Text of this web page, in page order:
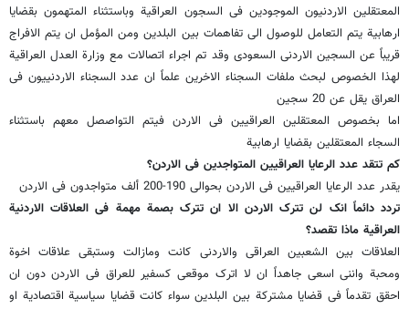
المعتقلین الاردنیون الموجودین فی السجون العراقیة وباستثناء المتهمون بقضایا
ارهابیة یتم التعامل للوصول الى تفاهمات بین البلدین ومن المؤمل ان یتم الافراج
قریباً عن السجین الاردنی السعودی وقد تم اجراء اتصالات مع وزارة العدل العراقیة
لهذا الخصوص لبحث ملفات السجناء الاخرین علماً ان عدد السجناء الاردنییون فی
العراق یقل عن 20 سجین
اما بخصوص المعتقلین العراقیین فی الاردن فیتم التواصصل معهم باستثناء
السجاء المعتقلین بقضایا ارهابیة
کم تتقد عدد الرعایا العراقیین المتواجدین فی الاردن؟
یقدر عدد الرعایا العراقیین فی الاردن بحوالی 190-200 ألف متواجدون فی الاردن
تردد دائماً انک لن تترک الاردن الا ان تترک بصمة مهمة فی العلاقات الاردنیة
العراقیة ماذا تقصد؟
العلاقات بین الشعبین العراقی والاردنی کانت ومازالت وستبقى علاقات اخوة
ومحبة واننی اسعى جاهداً ان لا اترک موقعی کسفیر للعراق فی الاردن دون ان
احقق تقدماً فی قضایا مشترکة بین البلدین سواء کانت قضایا سیاسیة اقتصادیة او